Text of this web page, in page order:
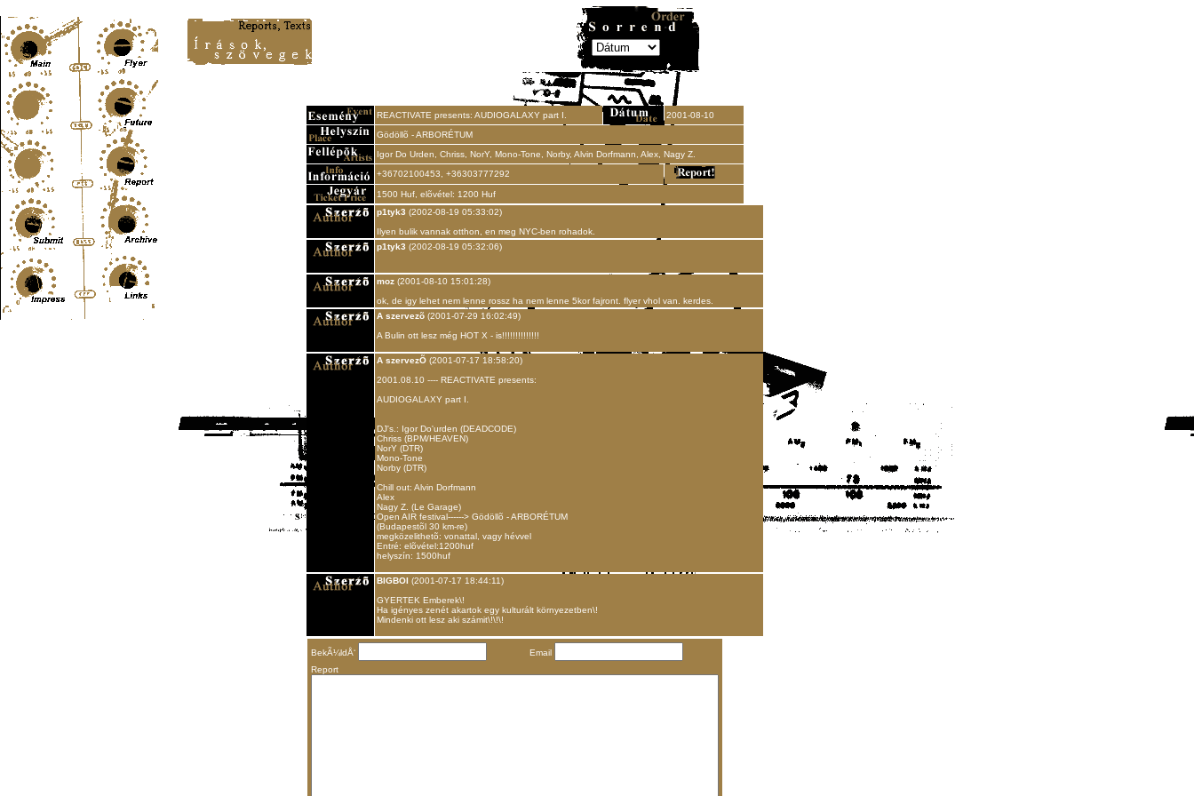
REACTIVATE presents: AUDIOGALAXY part I.
2001-08-10
Gödöllõ - ARBORÉTUM
Igor Do Urden, Chriss, NorY, Mono-Tone, Norby, Alvin Dorfmann, Alex, Nagy Z.
+36702100453, +36303777292
1500 Huf, elõvétel: 1200 Huf
p1tyk3 (2002-08-19 05:33:02)
Ilyen bulik vannak otthon, en meg NYC-ben rohadok.
p1tyk3 (2002-08-19 05:32:06)
moz (2001-08-10 15:01:28)
ok, de igy lehet nem lenne rossz ha nem lenne 5kor fajront. flyer vhol van. kerdes.
A szervezõ (2001-07-29 16:02:49)
A Bulin ott lesz még HOT X - is!!!!!!!!!!!!!!
A szervezÕ (2001-07-17 18:58:20)
2001.08.10 ---- REACTIVATE presents:
AUDIOGALAXY part I.
DJ's.: Igor Do'urden (DEADCODE)
Chriss (BPM/HEAVEN)
NorY (DTR)
Mono-Tone
Norby (DTR)
Chill out: Alvin Dorfmann
Alex
Nagy Z. (Le Garage)
Open AIR festival------> Gödöllõ - ARBORÉTUM
(Budapestõl 30 km-re)
megközelithetõ: vonattal, vagy hévvel
Entré: elõvétel:1200huf
helyszín: 1500huf
BIGBOI (2001-07-17 18:44:11)
GYERTEK Emberek\!
Ha igényes zenét akartok egy kulturált környezetben\!
Mindenki ott lesz aki számit\!\!\!
BekÃ¼ldÅ‘
Email
Report